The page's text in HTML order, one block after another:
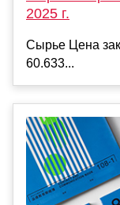
2025 г.
Сырье Цена
60.633...